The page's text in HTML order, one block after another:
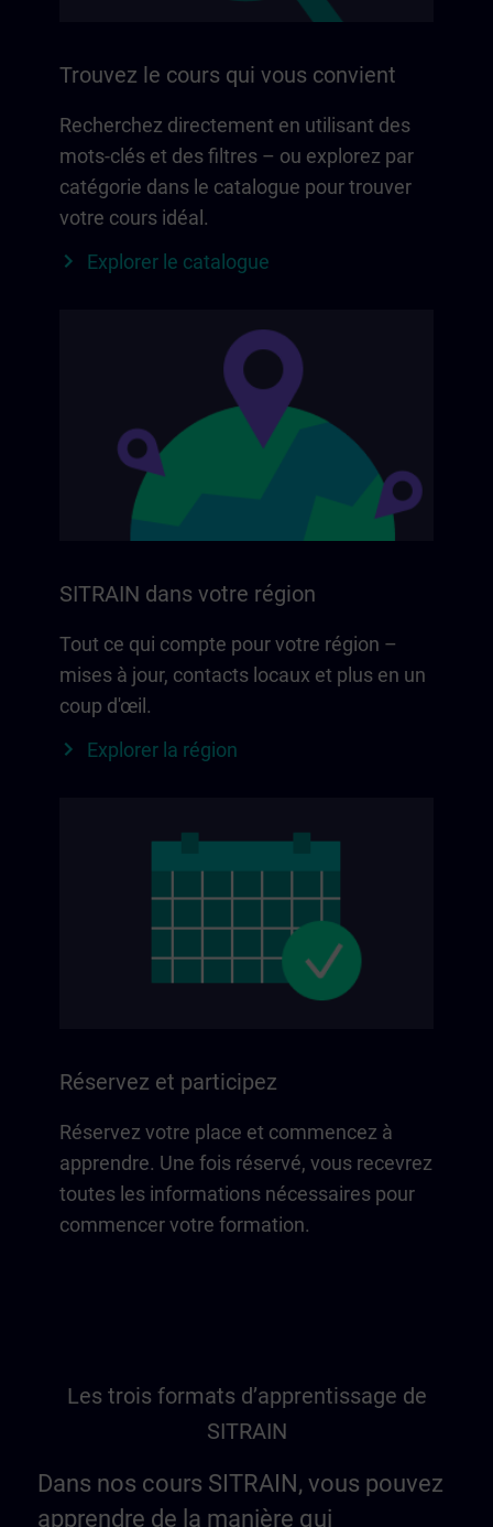
Trouvez le cours qui vous convient
Recherchez directement en utilisant des
mots-clés et des filtres – ou explorez par
catégorie dans le catalogue pour trouver
votre cours idéal.
Explorer le catalogue
SITRAIN dans votre région
Tout ce qui compte pour votre région –
mises à jour, contacts locaux et plus en un
coup d'œil.
Explorer la région
Réservez et participez
Réservez votre place et commencez à
apprendre. Une fois réservé, vous recevrez
toutes les informations nécessaires pour
commencer votre formation.
Les trois formats d’apprentissage de
SITRAIN
Dans nos cours SITRAIN, vous pouvez
apprendre de la manière qui